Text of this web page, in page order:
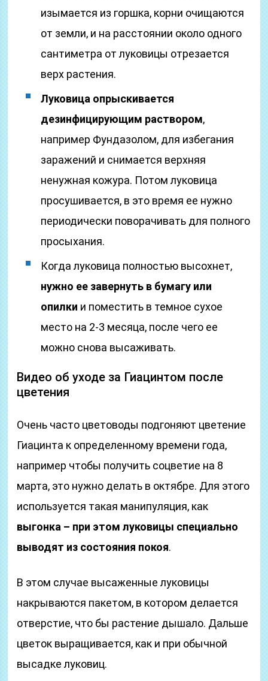
изымается из горшка, корни очищаются
от земли, и на расстоянии около одного
сантиметра от луковицы отрезается
верх растения.
Луковица опрыскивается
дезинфицирующим раствором,
например Фундазолом, для избегания
заражений и снимается верхняя
ненужная кожура. Потом луковица
просушивается, в это время ее нужно
периодически поворачивать для полного
просыхания.
Когда луковица полностью высохнет,
нужно ее завернуть в бумагу или
опилки и поместить в темное сухое
место на 2-3 месяца, после чего ее
можно снова высаживать.
Видео об уходе за Гиацинтом после
цветения
Очень часто цветоводы подгоняют цветение
Гиацинта к определенному времени года,
например чтобы получить соцветие на 8
марта, это нужно делать в октябре. Для этого
используется такая манипуляция, как
выгонка – при этом луковицы специально
выводят из состояния покоя.
В этом случае высаженные луковицы
накрываются пакетом, в котором делается
отверстие, что бы растение дышало. Дальше
цветок выращивается, как и при обычной
высадке луковиц.